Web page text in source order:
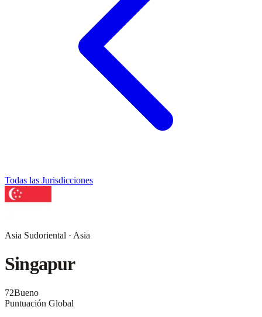
Todas las Jurisdicciones
Asia Sudoriental · Asia
Singapur
72Bueno
Puntuación Global